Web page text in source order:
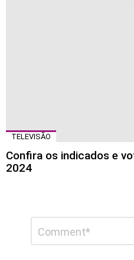
TELEVISÃO
Confira os indicados e
2024
comentário